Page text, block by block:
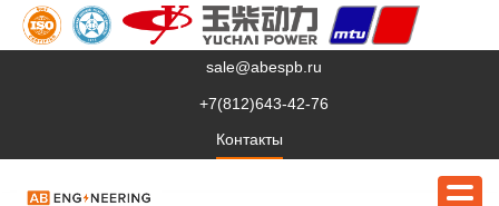
sale@abespb.ru
+7(812)643-42-76
Контакты